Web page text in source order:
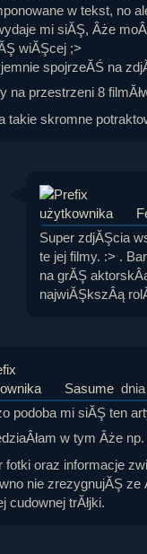
w tekst, no
mi siĂŞ, Âże
wiĂŞcej ;>
spojrzeĂŚ na
na przestrzeni 8
takie skromne
Super zdjĂŞcia
te jej filmy. :> .
na grĂŞ
najwiĂŞkszÂą
Sasume
podoba mi siĂŞ ten
w tym Âże
fotki oraz informacje
nie zrezygnujĂŞ
cudownej trĂłjki.